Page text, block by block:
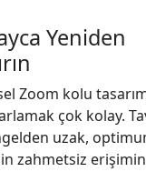
Yeniden
Zoom kolu
çok kolay.
uzak,
zahmetsiz